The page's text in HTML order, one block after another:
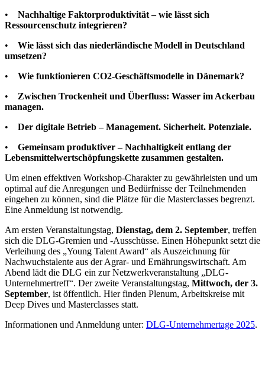
• Nachhaltige Faktorproduktivität – wie lässt sich
Ressourcenschutz integrieren?
• Wie lässt sich das niederländische Modell in Deutschland
umsetzen?
• Wie funktionieren CO2-Geschäftsmodelle in Dänemark?
• Zwischen Trockenheit und Überfluss: Wasser im Ackerbau
managen.
• Der digitale Betrieb – Management. Sicherheit. Potenziale.
• Gemeinsam produktiver – Nachhaltigkeit entlang der
Lebensmittelwertschöpfungskette zusammen gestalten.
Um einen effektiven Workshop-Charakter zu gewährleisten und um
optimal auf die Anregungen und Bedürfnisse der Teilnehmenden
eingehen zu können, sind die Plätze für die Masterclasses begrenzt.
Eine Anmeldung ist notwendig.
Am ersten Veranstaltungstag, Dienstag, dem 2. September, treffen
sich die DLG-Gremien und -Ausschüsse. Einen Höhepunkt setzt die
Verleihung des „Young Talent Award“ als Auszeichnung für
Nachwuchstalente aus der Agrar- und Ernährungswirtschaft. Am
Abend lädt die DLG ein zur Netzwerkveranstaltung „DLG-
Unternehmertreff“. Der zweite Veranstaltungstag, Mittwoch, der 3.
September, ist öffentlich. Hier finden Plenum, Arbeitskreise mit
Deep Dives und Masterclasses statt.
Informationen und Anmeldung unter: DLG-Unternehmertage 2025.